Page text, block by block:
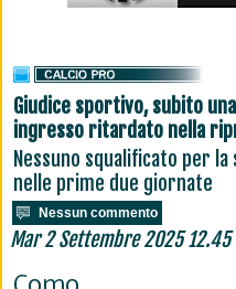
Giudice sportivo, subito
ingresso ritardato nella
Nessuno squalificato per
nelle prime due giornate
Nessun commento
Mar 2 Settembre 2025 12.45